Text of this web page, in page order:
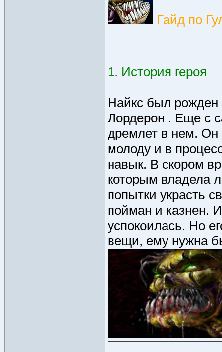
Гайд по
1. История героя
Найкс был рожден
Лордерон . Еще с
дремлет в нем. Он
молоду и в
навык. В скором
которым владела
попытки украсть
пойман и казнен.
успокоилась. Но
вещи, ему нужна